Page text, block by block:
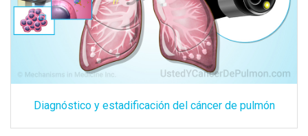
Diagnóstico y estadificación del cáncer de pulmón